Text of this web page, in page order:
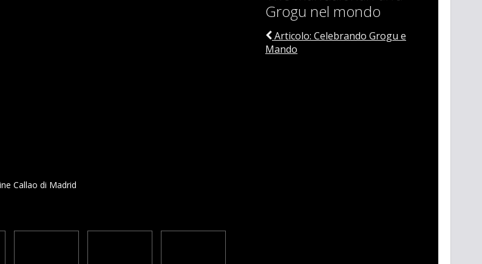
Callao di Madrid
Grogu nel mondo
Articolo: Celebrando Grogu e
Mando